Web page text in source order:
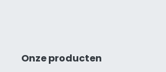
Onze producten